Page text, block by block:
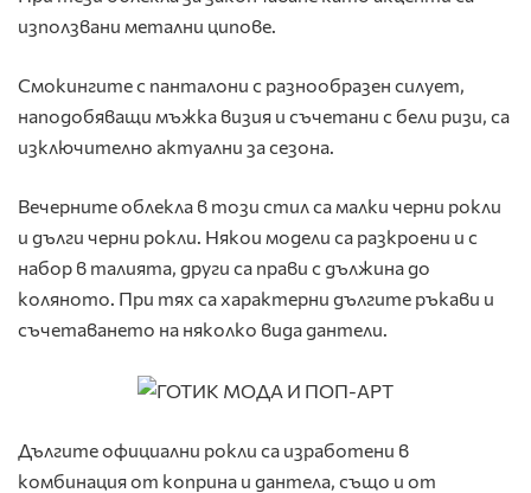
използвани метални ципове.
Смокингите с панталони с разнообразен силует,
наподобяващи мъжка визия и съчетани с бели ризи, са
изключително актуални за сезона.
Вечерните облекла в този стил са малки черни рокли
и дълги черни рокли. Някои модели са разкроени и с
набор в талията, други са прави с дължина до
коляното. При тях са характерни дългите ръкави и
съчетаването на няколко вида дантели.
Дългите официални рокли са изработени в
комбинация от коприна и дантела, също и от